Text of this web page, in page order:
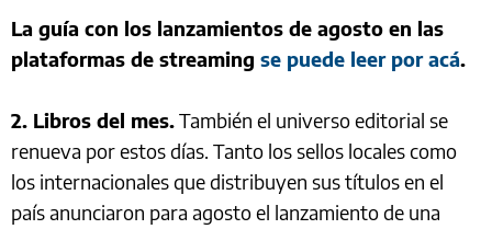
La guía con los lanzamientos de agosto en las
plataformas de streaming se puede leer por acá.
2. Libros del mes.También el universo editorial se
renueva por estos días. Tanto los sellos locales como
los internacionales que distribuyen sus títulos en el
país anunciaron para agosto el lanzamiento de una